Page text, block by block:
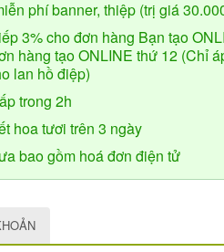
phí banner, thiệp (trị giá
3% cho đơn hàng Bạn tạo
hàng tạo ONLINE thứ 12 (Chỉ
lan hồ điệp)
trong 2h
hoa tươi trên 3 ngày
bao gồm hoá đơn điện tử